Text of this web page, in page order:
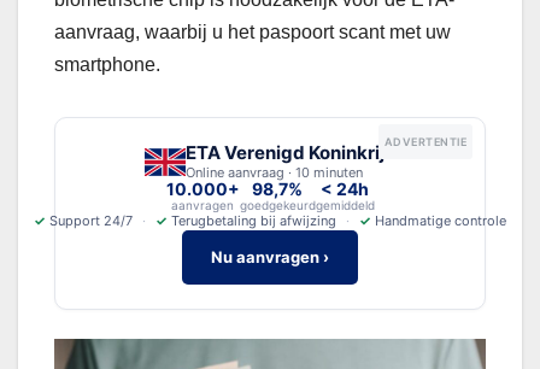
aanvraag, waarbij u het paspoort scant met uw
smartphone.
ADVERTENTIE
ETA Verenigd Koninkrijk
Online aanvraag · 10 minuten
10.000+
aanvragen
98,7%
goedgekeurd
< 24h
gemiddeld
✓ Support 24/7 ✓ Terugbetaling bij afwijzing ✓ Handmatige controle
Nu aanvragen ›